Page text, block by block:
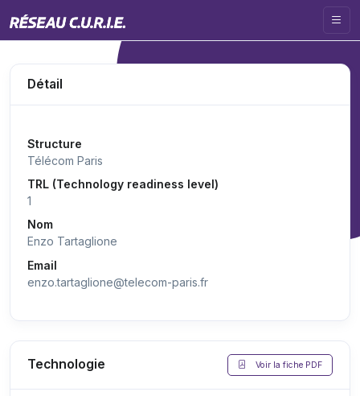
Détail
Structure
Télécom Paris
TRL (Technology readiness level)
1
Nom
Enzo Tartaglione
Email
enzo.tartaglione@telecom-paris.fr
Technologie Voir la fiche PDF